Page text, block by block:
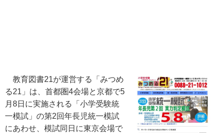
教育図書21が運営する「みつめ
る21」は、首都圏4会場と京都で5
月8日に実施される「小学受験統
一模試」の第2回年長児統一模試
にあわせ、模試同日に東京会場で